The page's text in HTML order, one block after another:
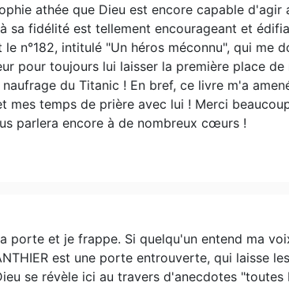
athée que Dieu est encore capable
sa fidélité est tellement encourageant et
n°182, intitulé "Un héros méconnu", qui me
pour toujours lui laisser la première place
du Titanic ! En bref, ce livre m'a
mes temps de prière avec lui ! Merci
parlera encore à de nombreux cœurs !
porte et je frappe. Si quelqu'un entend ma
est une porte entrouverte, qui laisse
se révèle ici au travers d'anecdotes "toutes